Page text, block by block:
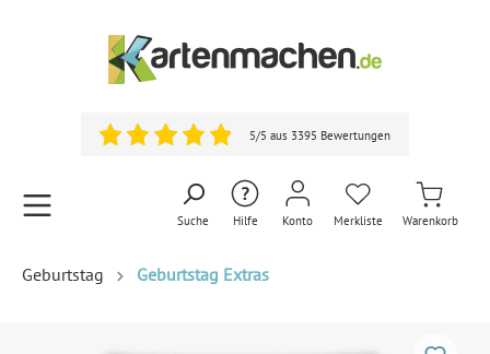
5/5 aus 3395 Bewertungen
Suche Hilfe Konto Merkliste Warenkorb
Geburtstag Geburtstag Extras